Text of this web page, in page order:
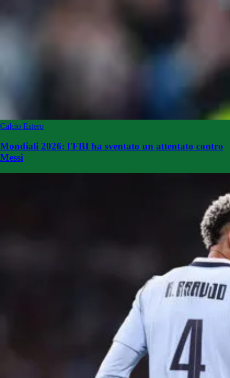
Calcio Estero
Mondiali 2026: l'FBI ha sventato un attentato contro
Messi